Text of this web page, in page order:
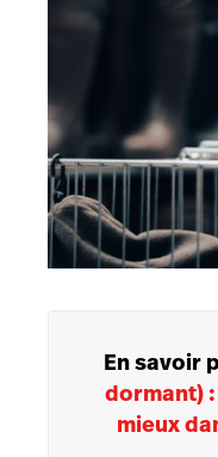
En savoir
dormant)
mieux